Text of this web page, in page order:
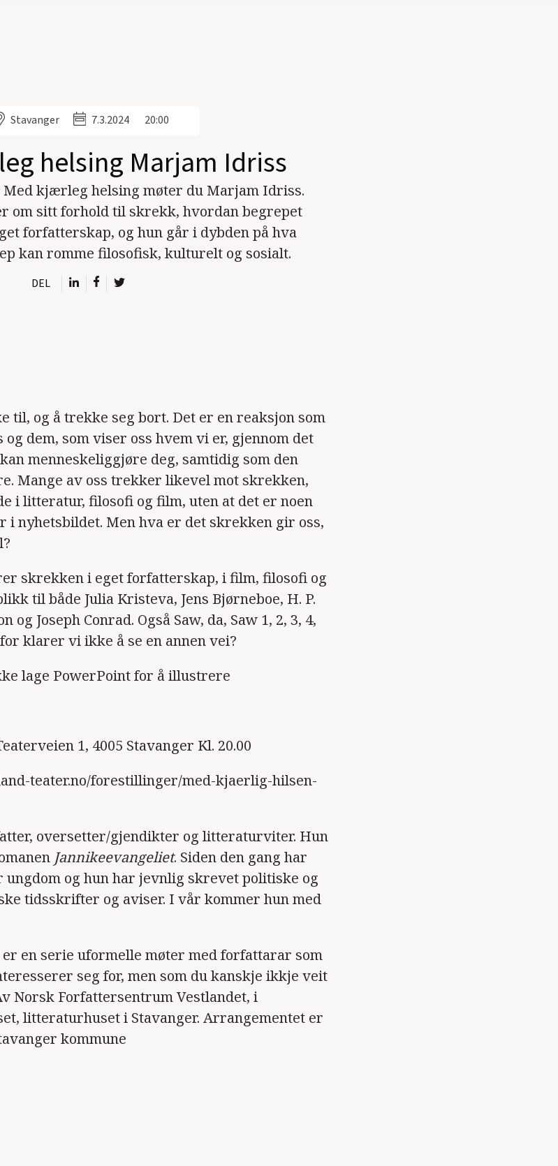
Stavanger 7.3.2024 20:00
helsing Marjam Idriss
Med kjærleg helsing møter du Marjam Idriss.
om sitt forhold til skrekk, hvordan begrepet
forfatterskap, og hun går i dybden på hva
kan romme filosofisk, kulturelt og sosialt.
DEL
til, og å trekke seg bort. Det er en reaksjon som
dem, som viser oss hvem vi er, gjennom det
menneskeliggjøre deg, samtidig som den
Mange av oss trekker likevel mot skrekken,
i litteratur, filosofi og film, uten at det er noen
i nyhetsbildet. Men hva er det skrekken gir oss,
skrekken i eget forfatterskap, i film, filosofi og
til både Julia Kristeva, Jens Bjørneboe, H. P.
Joseph Conrad. Også Saw, da, Saw 1, 2, 3, 4,
klarer vi ikke å se en annen vei?
lage PowerPoint for å illustrere
1, 4005 Stavanger Kl. 20.00
teater.no/forestillinger/med-kjaerlig-hilsen-
oversetter/gjendikter og litteraturviter. Hun
Jannikeevangeliet. Siden den gang har
og hun har jevnlig skrevet politiske og
tidsskrifter og aviser. I vår kommer hun med
er en serie uformelle møter med forfattarar som
seg for, men som du kanskje ikkje veit
Norsk Forfattersentrum Vestlandet, i
litteraturhuset i Stavanger. Arrangementet er
kommune